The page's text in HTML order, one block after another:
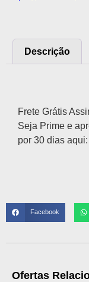
Descrição
Frete Grátis
Seja Prime e
por 30 dias aqui:
Facebook
Ofertas